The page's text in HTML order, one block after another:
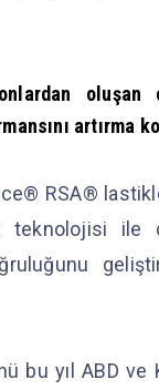
artırma
RSA®
ile
bu yıl ABD